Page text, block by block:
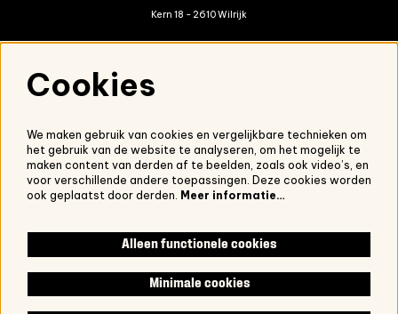
Kern 18 - 2610 Wilrijk
Nieuwsbrief
Onze nieuwsbrief ontvangen?Schrijf je in.
Volg ons
Cookies
We maken gebruik van cookies en vergelijkbare technieken om
het gebruik van de website te analyseren, om het mogelijk te
maken content van derden af te beelden, zoals ook video’s, en
voor verschillende andere toepassingen. Deze cookies worden
ook geplaatst door derden. Meer informatie…
Alleen functionele cookies
Minimale cookies